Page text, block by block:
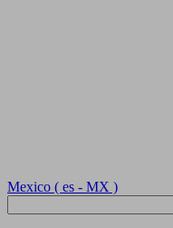
Mexico ( es - MX )